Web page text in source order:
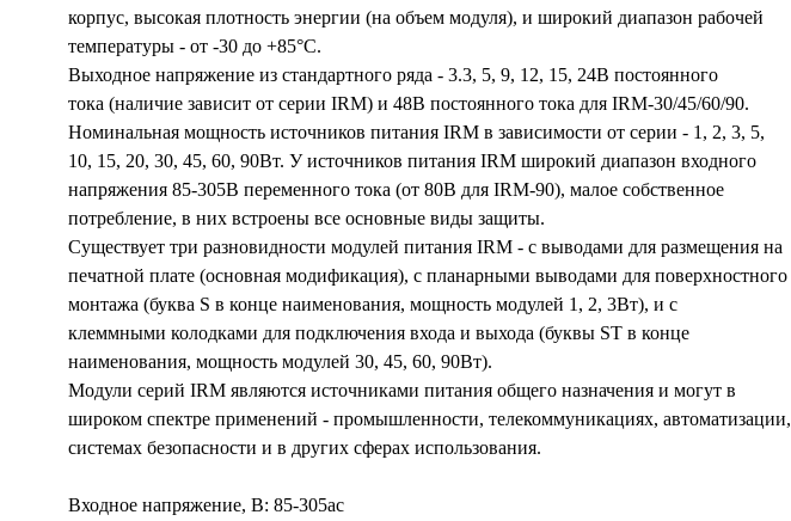
корпус, высокая плотность энергии (на объем модуля), и широкий диапазон рабочей
температуры - от -30 до +85°С.
Выходное напряжение из стандартного ряда - 3.3, 5, 9, 12, 15, 24В постоянного
тока (наличие зависит от серии IRM) и 48В постоянного тока для IRM-30/45/60/90.
Номинальная мощность источников питания IRM в зависимости от серии - 1, 2, 3, 5,
10, 15, 20, 30, 45, 60, 90Вт. У источников питания IRM широкий диапазон входного
напряжения 85-305В переменного тока (от 80В для IRM-90), малое собственное
потребление, в них встроены все основные виды защиты.
Существует три разновидности модулей питания IRM - с выводами для размещения на
печатной плате (основная модификация), с планарными выводами для поверхностного
монтажа (буква S в конце наименования, мощность модулей 1, 2, 3Вт), и с
клеммными колодками для подключения входа и выхода (буквы ST в конце
наименования, мощность модулей 30, 45, 60, 90Вт).
Модули серий IRM являются источниками питания общего назначения и могут в
широком спектре применений - промышленности, телекоммуникациях, автоматизации,
системах безопасности и в других сферах использования.
Входное напряжение, В: 85-305ac